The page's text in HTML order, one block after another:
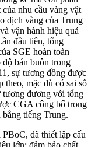
nhu cầu vàng vật
dịch vàng của Trung
vận hành hiệu quả
đầu tiên, tổng
SGE hoàn toàn
bán buôn trong
sự tương đồng được
theo, mặc dù có sai số
tương đương với tổng
CGA công bố trong
tiếng Trung.
đã thiết lập cấu